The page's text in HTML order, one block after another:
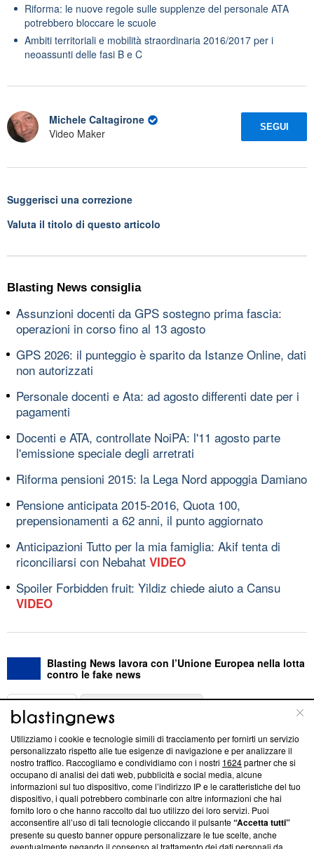
Riforma: le nuove regole sulle supplenze del personale ATA
potrebbero bloccare le scuole
Ambiti territoriali e mobilità straordinaria 2016/2017 per i
neoassunti delle fasi B e C
Michele Caltagirone
Video Maker
SEGUI
Suggerisci una correzione
Valuta il titolo di questo articolo
Blasting News consiglia
Assunzioni docenti da GPS sostegno prima fascia:
operazioni in corso fino al 13 agosto
GPS 2026: il punteggio è sparito da Istanze Online, dati
non autorizzati
Personale docenti e Ata: ad agosto differenti date per i
pagamenti
Docenti e ATA, controllate NoiPA: l'11 agosto parte
l'emissione speciale degli arretrati
Riforma pensioni 2015: la Lega Nord appoggia Damiano
Pensione anticipata 2015-2016, Quota 100,
prepensionamenti a 62 anni, il punto aggiornato
Anticipazioni Tutto per la mia famiglia: Akif tenta di
riconciliarsi con Nebahat VIDEO
Spoiler Forbidden fruit: Yildiz chiede aiuto a Cansu
VIDEO
Blasting News lavora con l’Unione Europea nella lotta
contro le fake news
ABOUT
Questa sezione offre informazioni trasparenti su Blasting
News, sui nostri processi editoriali e su come ci impegniamo a
creare news di qualità. Inoltre, afferma la nostra aderenza a
‘Trust Project - News with Integrity’Blasting News non è
ancora membro del programma, ma ha richiesto di farne
parte; Trust Project non ha ancora effettuato una verifica di
conformità agli standard.
Utilizziamo i cookie e tecnologie simili di tracciamento per fornirti un servizio
personalizzato rispetto alle tue esigenze di navigazione e per analizzare il
nostro traffico. Raccogliamo e condividiamo con i nostri 1624partner che si
occupano di analisi dei dati web, pubblicità e social media, alcune
informazioni sul tuo dispositivo, come l’indirizzo IP e le caratteristiche del tuo
dispositivo, i quali potrebbero combinarle con altre informazioni che hai
fornito loro o che hanno raccolto dal tuo utilizzo dei loro servizi. Puoi
acconsentire all’uso di tali tecnologie cliccando il pulsante“Accetta tutti”
presente su questo banner oppure personalizzare le tue scelte, anche
eventualmente negando il consenso al trattamento dei dati personali da